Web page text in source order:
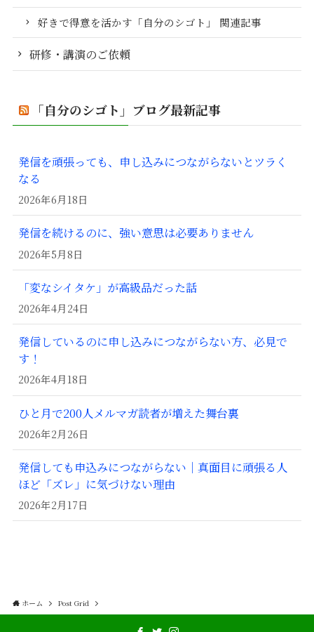
好きで得意を活かす「自分のシゴト」 関連記事
研修・講演のご依頼
「自分のシゴト」ブログ最新記事
発信を頑張っても、申し込みにつながらないとツラく
なる
2026年6月18日
発信を続けるのに、強い意思は必要ありません
2026年5月8日
「変なシイタケ」が高級品だった話
2026年4月24日
発信しているのに申し込みにつながらない方、必見で
す！
2026年4月18日
ひと月で200人メルマガ読者が増えた舞台裏
2026年2月26日
発信しても申込みにつながらない｜真面目に頑張る人
ほど「ズレ」に気づけない理由
2026年2月17日
ホーム Post Grid